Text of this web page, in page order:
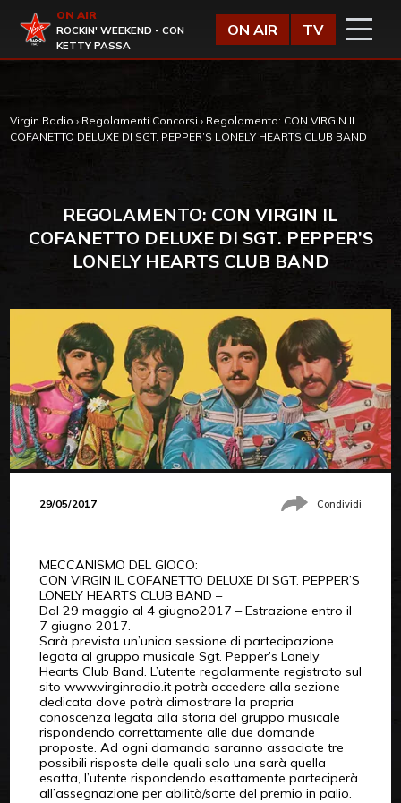
Virgin Radio
ON AIR
ROCKIN' WEEKEND - CON
KETTY PASSA
ON AIR TV
Virgin Radio › Regolamenti Concorsi › Regolamento: CON VIRGIN IL
COFANETTO DELUXE DI SGT. PEPPER’S LONELY HEARTS CLUB BAND
REGOLAMENTO: CON VIRGIN IL
COFANETTO DELUXE DI SGT. PEPPER’S
LONELY HEARTS CLUB BAND
29/05/2017 Condividi
MECCANISMO DEL GIOCO:
CON VIRGIN IL COFANETTO DELUXE DI SGT. PEPPER’S
LONELY HEARTS CLUB BAND –
Dal 29 maggio al 4 giugno2017 – Estrazione entro il
7 giugno 2017.
Sarà prevista un’unica sessione di partecipazione
legata al gruppo musicale Sgt. Pepper’s Lonely
Hearts Club Band. L’utente regolarmente registrato sul
sito www.virginradio.it potrà accedere alla sezione
dedicata dove potrà dimostrare la propria
conoscenza legata alla storia del gruppo musicale
rispondendo correttamente alle due domande
proposte. Ad ogni domanda saranno associate tre
possibili risposte delle quali solo una sarà quella
esatta, l’utente rispondendo esattamente parteciperà
all’assegnazione per abilità/sorte del premio in palio.